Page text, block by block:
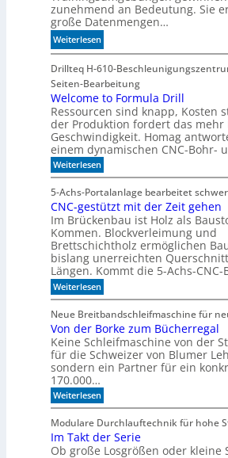
d
e
a
u
a
t
z
1
7
I
m
i
t
d
e
n
k
t
zunehmend an Bedeutung. Sie
große Datenmengen…
Weiterlesen:
S
c
h
n
e
l
l
e
r
z
u
K
I
M
o
d
e
l
l
e
n
Drillteq H-610-
Seiten-Bearbeitung
Welcome to Formula Drill
Ressourcen sind knapp, Kosten
der Produktion fordert das mehr
Geschwindigkeit. Homag
einem dynamischen CNC-Bohr-
Weiterlesen:
W
l
c
o
m
e
t
o
F
o
r
m
u
l
a
D
r
i
l
l
5-Achs-Portalanlage bearbeitet
CNC-gestützt mit der Zeit gehen
Im Brückenbau ist Holz als
Kommen. Blockverleimung und
Brettschichtholz ermöglichen
bislang unerreichten
Längen. Kommt die 5-Achs-
Weiterlesen:
C
C
-
g
e
s
t
ü
t
z
t
m
i
Neue Breitbandschleifmaschine für
Von der Borke zum Bücherregal
Keine Schleifmaschine von der
für die Schweizer von Blumer
sondern ein Partner für ein
170.000…
Weiterlesen:
V
o
n
d
e
Modulare Durchlauftechnik für hohe
Im Takt der Serie
Ob große Losgrößen oder kleine